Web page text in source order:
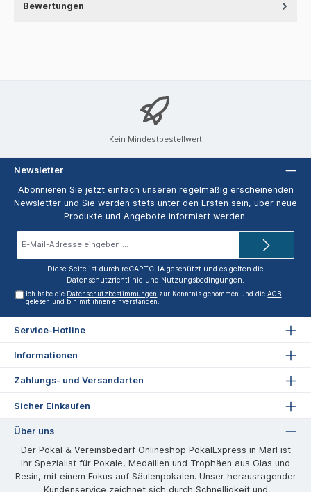
Bewertungen
Kein Mindestbestellwert
Newsletter
Abonnieren Sie jetzt einfach unseren regelmäßig erscheinenden
Newsletter und Sie werden stets unter den Ersten sein, über neue
Produkte und Angebote informiert werden.
Diese Seite ist durch reCAPTCHA geschützt und es gelten die
Datenschutzrichtlinie und Nutzungsbedingungen.
Ich habe die Datenschutzbestimmungen zur Kenntnis genommen und dieAGB
gelesen und bin mit ihnen einverstanden.
Service-Hotline
Informationen
Zahlungs- und Versandarten
Sicher Einkaufen
Über uns
Der Pokal & Vereinsbedarf Onlineshop PokalExpress in Marl ist
Ihr Spezialist für Pokale, Medaillen und Trophäen aus Glas und
Resin, mit einem Fokus auf Säulenpokalen. Unser herausragender
Kundenservice zeichnet sich durch Schnelligkeit und